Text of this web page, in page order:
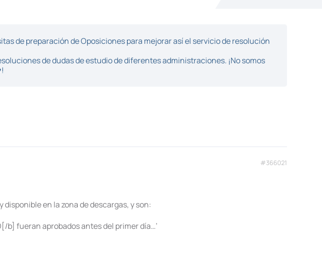
de preparación de Oposiciones para mejorar así el servicio de resolución
de dudas de estudio de diferentes administraciones. ¡No somos
#366021
en la zona de descargas, y son:
b] fueran aprobados antes del primer día…’